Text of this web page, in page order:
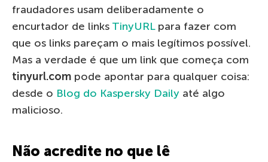
fraudadores usam deliberadamente o
encurtador de links TinyURLpara fazer com
que os links pareçam o mais legítimos possível.
Mas a verdade é que um link que começa com
tinyurl.com pode apontar para qualquer coisa:
desde o Blog do Kaspersky Daily até algo
malicioso.
Não acredite no que lê